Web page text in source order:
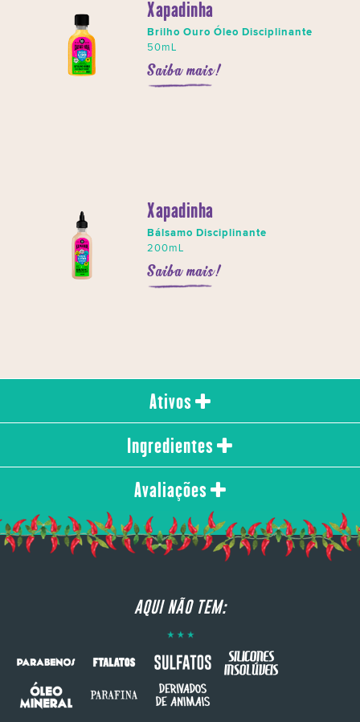
Xapadinha
Brilho Ouro Óleo Disciplinante
50mL
Saiba mais!
Xapadinha
Bálsamo Disciplinante
200mL
Saiba mais!
Ativos
Ingredientes
Avaliações
AQUI NÃO TEM: